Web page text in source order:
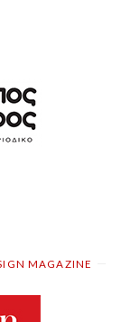
MAGAZINE